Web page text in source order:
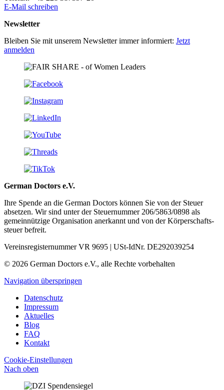
E-Mail schreiben
Newsletter
Bleiben Sie mit unserem Newsletter immer informiert: Jetzt
anmelden
German Doctors e.V.
Ihre Spende an die German Doctors können Sie von der Steuer
absetzen. Wir sind unter der Steuer­nummer 206/5863/0898 als
gemein­nützige Organisation aner­kannt und von der Körper­schafts­
steuer befreit.
Vereinsregisternummer VR 9695 | USt-IdNr. DE292039254
© 2026 German Doctors e.V., alle Rechte vorbehalten
Navigation überspringen
Datenschutz
Impressum
Aktuelles
Blog
FAQ
Kontakt
Cookie-Einstellungen
Nach oben